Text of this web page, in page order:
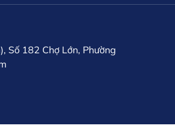
Số 182 Chợ Lớn, Phường